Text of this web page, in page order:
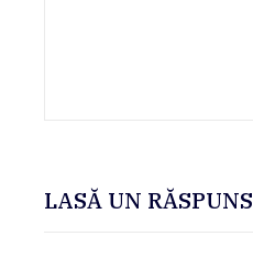
LASĂ UN RĂSPUNS